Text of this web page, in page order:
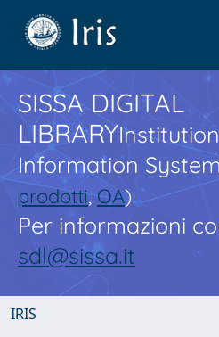
SISSA DIGITAL
LIBRARY
Information
prodotti,OA)
Per informazioni
sdl@sissa.it
IRIS